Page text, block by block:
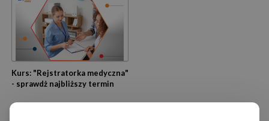
Kurs: "Rejstratorka medyczna"
- sprawdż najbliższy termin